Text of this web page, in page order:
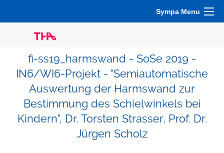
Sympa Menu
fi-ss19_harmswand - SoSe 2019 -
IN6/WI6-Projekt - "Semiautomatische
Auswertung der Harmswand zur
Bestimmung des Schielwinkels bei
Kindern", Dr. Torsten Strasser, Prof. Dr.
Jürgen Scholz